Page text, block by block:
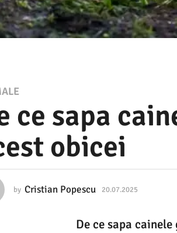
ce sapa
obicei
by Cristian Popescu 20.07.2025
0
De ce sapa